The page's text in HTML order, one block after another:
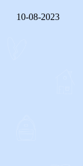
10-08-2023